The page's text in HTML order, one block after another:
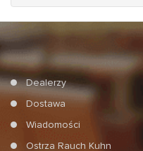
Dealerzy
Dostawa
Wiadomości
Ostrza Rauch Kuhn